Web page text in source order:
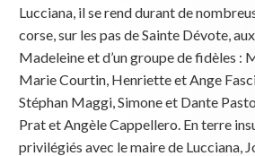
Lucciana, il se rend durant de
corse, sur les pas de Sainte Dévote,
Madeleine et d’un groupe de fidèles :
Marie Courtin, Henriette et Ange
Stéphan Maggi, Simone et Dante
Prat et Angèle Cappellero. En terre
privilégiés avec le maire de Lucciana,